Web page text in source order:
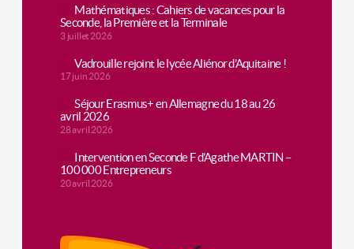
Mathématiques : Cahiers de vacances pour la
Seconde, la Première et la Terminale
3 juillet 2026
Vadrouille rejoint le lycée Aliénor d’Aquitaine !
17 juin 2026
Séjour Erasmus+ en Allemagne du 18 au 26
avril 2026
28 avril 2026
Intervention en Seconde F d’Agathe MARTIN –
100 000 Entrepreneurs
20 avril 2026